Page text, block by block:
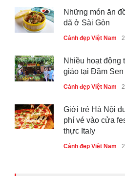
Những món ăn
dã ở Sài Gòn
Cảnh đẹp Việt Nam
Nhiều hoạt động
giáo tại Đầm Sen
Cảnh đẹp Việt Nam
Giới trẻ Hà Nội
phí vé vào cửa
thực Italy
Cảnh đẹp Việt Nam